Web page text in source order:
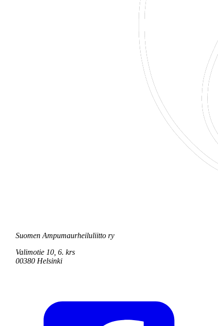
Suomen Ampumaurheiluliitto ry
Valimotie 10, 6. krs
00380 Helsinki